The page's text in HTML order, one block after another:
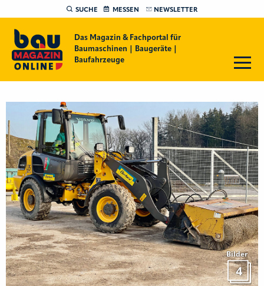
SUCHE MESSEN NEWSLETTER
Das Magazin & Fachportal für
Baumaschinen | Baugeräte |
Baufahrzeuge
Bilder
4